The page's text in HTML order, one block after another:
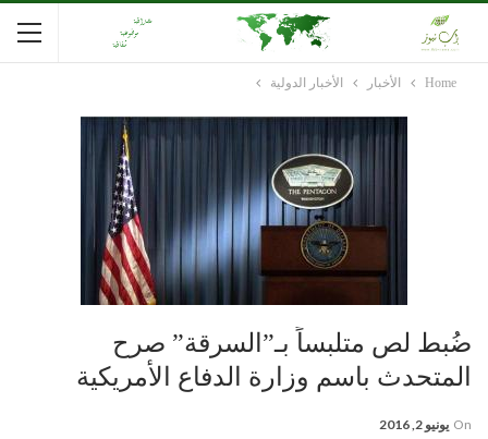
Home الأخبار الأخبار الدولية
ضُبط لص متلبساً بـ”السرقة” صرح
المتحدث باسم وزارة الدفاع الأمريكية
On يونيو 2, 2016